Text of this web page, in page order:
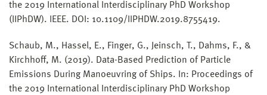
the 2019 International Interdisciplinary PhD Workshop
(IIPhDW). IEEE. DOI: 10.1109/IIPHDW.2019.8755419.
Schaub, M., Hassel, E., Finger, G., Jeinsch, T., Dahms, F., &
Kirchhoff, M. (2019). Data-Based Prediction of Particle
Emissions During Manoeuvring of Ships. In: Proceedings of
the 2019 International Interdisciplinary PhD Workshop